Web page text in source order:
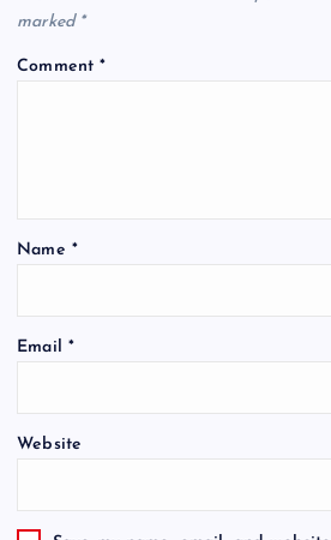
marked *
Comment*
Name *
Email *
Website